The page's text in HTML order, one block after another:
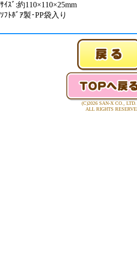
ｻｲｽﾞ:約110×110×25mm
ｿﾌﾄﾎﾞｱ製･PP袋入り
(C)2026 SAN-X CO., LTD.
ALL RIGHTS